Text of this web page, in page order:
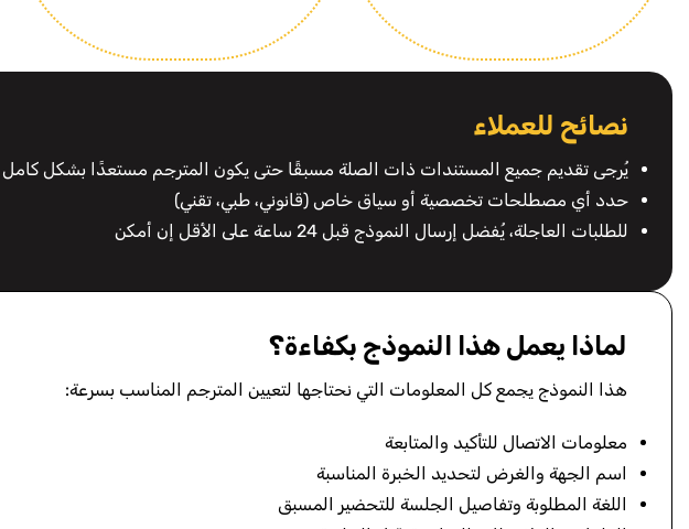
نصائح للعملاء
يُرجى تقديم جميع المستندات ذات الصلة مسبقًا حتى يكون المترجم مستعدًا بشكل كامل
حدد أي مصطلحات تخصصية أو سياق خاص (قانوني، طبي، تقني)
للطلبات العاجلة، يُفضل إرسال النموذج قبل 24 ساعة على الأقل إن أمكن
لماذا يعمل هذا النموذج بكفاءة؟
هذا النموذج يجمع كل المعلومات التي نحتاجها لتعيين المترجم المناسب بسرعة:
معلومات الاتصال للتأكيد والمتابعة
اسم الجهة والغرض لتحديد الخبرة المناسبة
اللغة المطلوبة وتفاصيل الجلسة للتحضير المسبق